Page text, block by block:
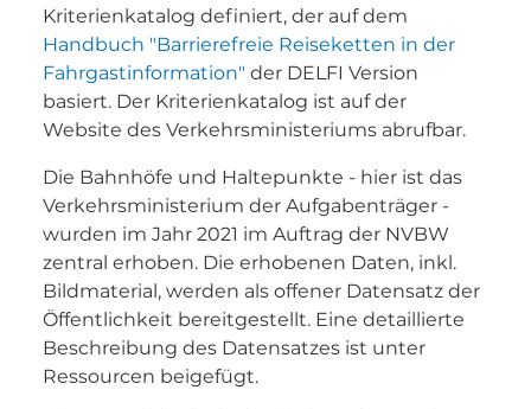
Kriterienkatalog definiert, der auf dem
Handbuch "Barrierefreie Reiseketten in der
Fahrgastinformation" der DELFI Version
basiert. Der Kriterienkatalog ist auf der
Website des Verkehrsministeriums abrufbar.
Die Bahnhöfe und Haltepunkte - hier ist das
Verkehrsministerium der Aufgabenträger -
wurden im Jahr 2021 im Auftrag der NVBW
zentral erhoben. Die erhobenen Daten, inkl.
Bildmaterial, werden als offener Datensatz der
Öffentlichkeit bereitgestellt. Eine detaillierte
Beschreibung des Datensatzes ist unter
Ressourcen beigefügt.